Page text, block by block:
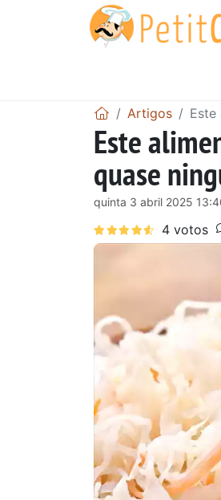
Artigos
Este
quase
quinta 3 abril 2025